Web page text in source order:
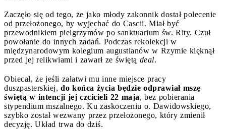
Zaczęło się od tego, że jako młody zakonnik dostał polecenie
od przełożonego, by wyjechać do Cascii. Miał być
przewodnikiem pielgrzymów po sanktuarium św. Rity. Czuł
powołanie do innych zadań. Podczas rekolekcji w
międzynarodowym kolegium augustianów w Rzymie klęknął
przed jej relikwiami i zawarł ze świętą deal.
Obiecał, że jeśli załatwi mu inne miejsce pracy
duszpasterskiej, do końca życia będzie odprawiał mszę
świętą w intencji jej czcicieli 22 maja, bez pobierania
stypendium mszalnego. Ku zaskoczeniu o. Dawidowskiego,
szybko został wezwany przez przełożonego, który zmienił
decyzję. Układ trwa do dziś.